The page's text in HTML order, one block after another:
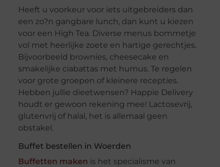
Heeft u voorkeur voor iets uitgebreiders dan
een zo?n gangbare lunch, dan kunt u kiezen
voor een High Tea. Diverse menus bommetje
vol met heerlijke zoete en hartige gerechtjes.
Bijvoorbeeld brownies, cheesecake en
smakelijke ciabattas met humus. Te regelen
voor grote groepen of kleinere recepties.
Hebben jullie dieetwensen? Happie Delivery
houdt er gewoon rekening mee! Lactosevrij,
glutenvrij of halal, het is allemaal geen
obstakel.
Buffet bestellen in Woerden
Buffetten maken is het specialisme van